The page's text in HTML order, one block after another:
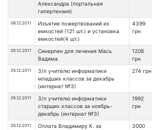
Александра (портальная
гипертензия)
06.12.2011
Изъятие пожертвований из
емкостей (121 шт.) и установка
емкостей(4 шт.)
4399
грн
05.12.2011
Синерпен для лечения Мась
Вадима
1208
грн
05.12.2011
З/п учителю информатики
младших классов за декабрь
(интернат №3)
274 грн
05.12.2011
З/п учителю информатики
старших классов за ноябрь-
декабрь (интернат №3)
1992
грн
05.12.2011
Оплата Владимиру К. за
3000